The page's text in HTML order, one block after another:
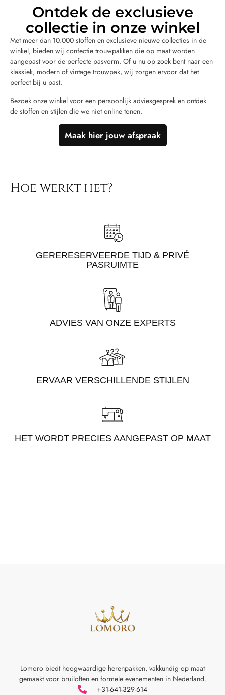
Ontdek de exclusieve
collectie in onze winkel
Met meer dan 10.000 stoffen en exclusieve nieuwe collecties in de
winkel, bieden wij confectie trouwpakken die op maat worden
aangepast voor de perfecte pasvorm. Of u nu op zoek bent naar een
klassiek, modern of vintage trouwpak, wij zorgen ervoor dat het
perfect bij u past.
Bezoek onze winkel voor een persoonlijk adviesgesprek en ontdek
de stoffen en stijlen die we niet online tonen.
Maak hier jouw afspraak
Hoe werkt het?
GERERESERVEERDE TIJD & PRIVÉ
PASRUIMTE
ADVIES VAN ONZE EXPERTS
ERVAAR VERSCHILLENDE STIJLEN
HET WORDT PRECIES AANGEPAST OP MAAT
Lomoro biedt hoogwaardige herenpakken, vakkundig op maat
gemaakt voor bruiloften en formele evenementen in Nederland.
+31-641-329-614